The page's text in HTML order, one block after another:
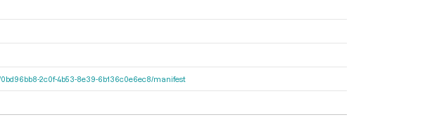
0bd96bb8-2c0f-4b53-8e39-6b136c0e6ec8/manifest